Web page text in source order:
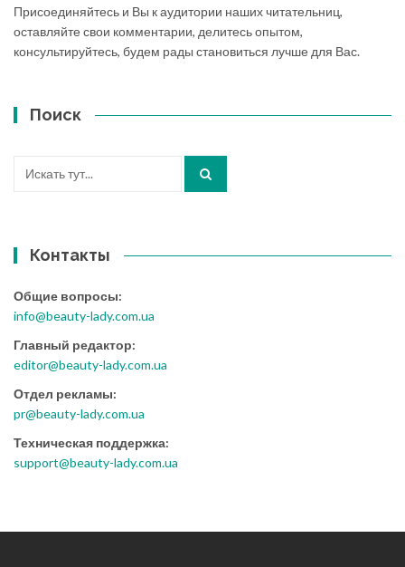
Присоединяйтесь и Вы к аудитории наших читательниц,
оставляйте свои комментарии, делитесь опытом,
консультируйтесь, будем рады становиться лучше для Вас.
Поиск
Контакты
Общие вопросы:
info@beauty-lady.com.ua
Главный редактор:
editor@beauty-lady.com.ua
Отдел рекламы:
pr@beauty-lady.com.ua
Техническая поддержка:
support@beauty-lady.com.ua